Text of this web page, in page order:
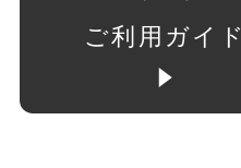
ご利用ガイド